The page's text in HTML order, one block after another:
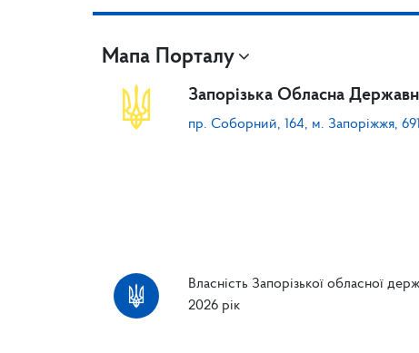
Мапа Порталу
Запорізька Обласна
пр. Соборний, 164, м. Запоріжжя,
Власність Запорізької обласної
2026 рік